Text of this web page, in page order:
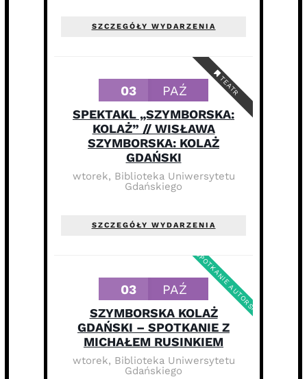
SZCZEGÓŁY WYDARZENIA
TEATR
03 PAŹ
SPEKTAKL „SZYMBORSKA:
KOLAŻ” // WISŁAWA
SZYMBORSKA: KOLAŻ
GDAŃSKI
wtorek, Biblioteka Uniwersytetu
Gdańskiego
SZCZEGÓŁY WYDARZENIA
SPOTKANIE AUTORSKIE
03 PAŹ
SZYMBORSKA KOLAŻ
GDAŃSKI – SPOTKANIE Z
MICHAŁEM RUSINKIEM
wtorek, Biblioteka Uniwersytetu
Gdańskiego